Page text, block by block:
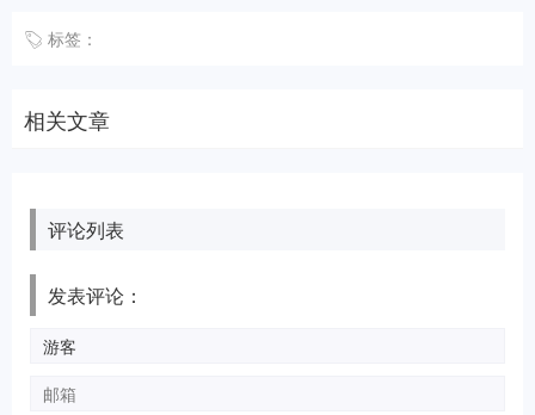
标签：
相关文章
评论列表
发表评论：